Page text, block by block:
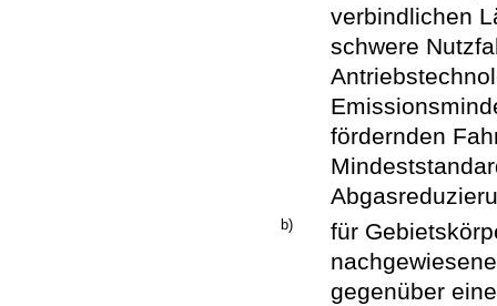
verbindlichen
schwere
fördernden
b)
für
gegenüber